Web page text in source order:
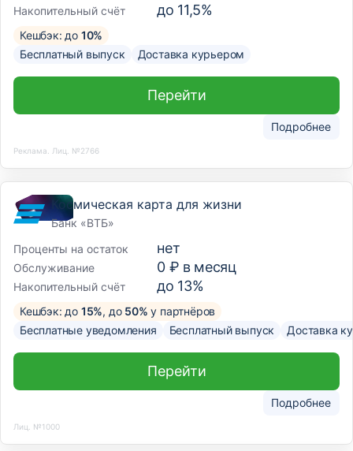
Накопительный счёт до 11,5%
Кешбэк: до 10%
Бесплатный выпуск
Доставка курьером
Подробнее
Перейти
Реклама. Лиц. №2766
Космическая карта для жизни
Банк «ВТБ»
Проценты на остаток
нет
Обслуживание 0 ₽ в месяц
Накопительный счёт до 13%
Кешбэк: до 15%, до 50% у партнёров
Бесплатные уведомления
Бесплатный выпуск Доставка
Подробнее
Перейти
Лиц. №1000